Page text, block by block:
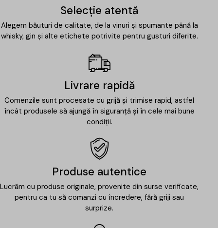
Selecție atentă
Alegem băuturi de calitate, de la vinuri și spumante până la
whisky, gin și alte etichete potrivite pentru gusturi diferite.
Livrare rapidă
Comenzile sunt procesate cu grijă și trimise rapid, astfel
încât produsele să ajungă în siguranță și în cele mai bune
condiții.
Produse autentice
Lucrăm cu produse originale, provenite din surse verificate,
pentru ca tu să comanzi cu încredere, fără griji sau
surprize.